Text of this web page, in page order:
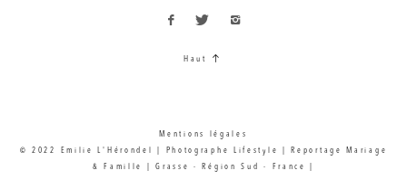
© 2022 Emilie L'Hérondel | Photographe Lifestyle | Reportage Mariage
& Famille | Grasse - Région Sud - France |
Mentions légales
Haut